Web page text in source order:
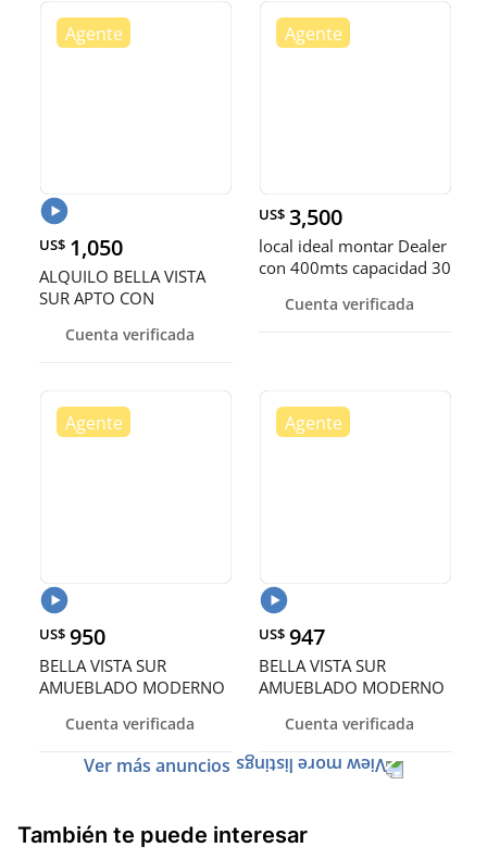
US$ 1,050
ALQUILO BELLA VISTA
SUR APTO CON
IDEAL PARA EJECUTIVO O
Cuenta verificada
US$ 3,500
local ideal montar Dealer
con 400mts capacidad 30
Cuenta verificada
US$ 950
BELLA VISTA SUR
AMUEBLADO MODERNO
PAREJA 109 MTS
Cuenta verificada
US$ 947
BELLA VISTA SUR
AMUEBLADO MODERNO
PAREJA 109 MTS
Cuenta verificada
Ver más anuncios
También te puede interesar